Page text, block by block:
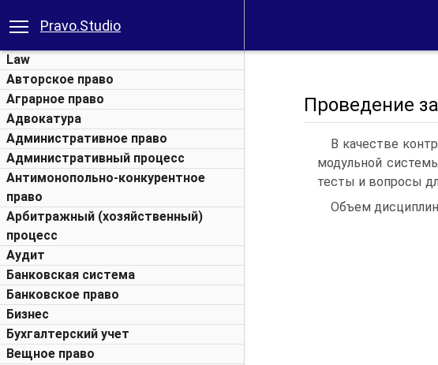
Pravo.Studio
Law
Авторское право
Аграрное право
Адвокатура
Административное право
Административный процесс
Антимонопольно-конкурентное
право
Арбитражный (хозяйственный)
процесс
Аудит
Банковская система
Банковское право
Бизнес
Бухгалтерский учет
Вещное право
Проведение
В качестве
модульной
тесты и вопросы
Объем